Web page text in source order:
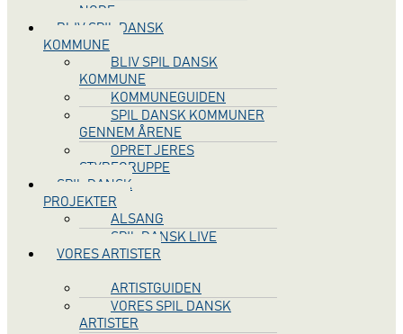
NODE
BLIV SPIL DANSK
KOMMUNE
BLIV SPIL DANSK
KOMMUNE
KOMMUNEGUIDEN
SPIL DANSK KOMMUNER
GENNEM ÅRENE
OPRET JERES
STYREGRUPPE
SPIL DANSK
PROJEKTER
ALSANG
SPIL DANSK LIVE
VORES ARTISTER
ARTISTGUIDEN
VORES SPIL DANSK
ARTISTER